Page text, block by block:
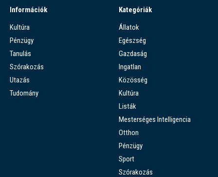
Információk
Kultúra
Pénzügy
Tanulás
Szórakozás
Utazás
Tudomány
Kategóriák
Állatok
Egészség
Gazdaság
Ingatlan
Közösség
Kultúra
Listák
Mesterséges Intelligencia
Otthon
Pénzügy
Sport
Szórakozás